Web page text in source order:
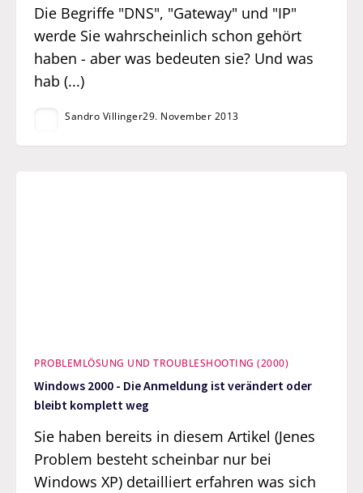
Die Begriffe "DNS", "Gateway" und "IP"
werde Sie wahrscheinlich schon gehört
haben - aber was bedeuten sie? Und was
hab (...)
Sandro Villinger29. November 2013
PROBLEMLÖSUNG UND TROUBLESHOOTING (2000)
Windows 2000 - Die Anmeldung ist verändert oder
bleibt komplett weg
Sie haben bereits in diesem Artikel (Jenes
Problem besteht scheinbar nur bei
Windows XP) detailliert erfahren was sich